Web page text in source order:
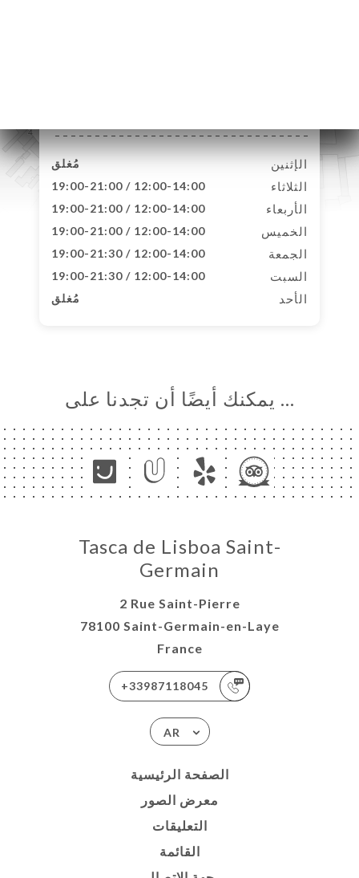
الإثنين مُغلق
الثلاثاء 12:00-14:00 / 19:00-21:00
الأربعاء 12:00-14:00 / 19:00-21:00
الخميس 12:00-14:00 / 19:00-21:00
الجمعة 12:00-14:00 / 19:00-21:30
السبت 12:00-14:00 / 19:00-21:30
الأحد مُغلق
… يمكنك أيضًا أن تجدنا على
Tasca de Lisboa Saint-
Germain
2 Rue Saint-Pierre
78100 Saint-Germain-en-Laye
France
+33987118045
AR
الصفحة الرئيسية
معرض الصور
التعليقات
القائمة